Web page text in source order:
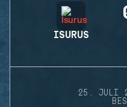
ISURUS
25. JULI